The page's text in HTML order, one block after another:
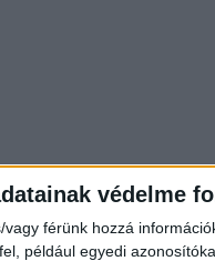
védelme
férünk hozzá
például egyedi